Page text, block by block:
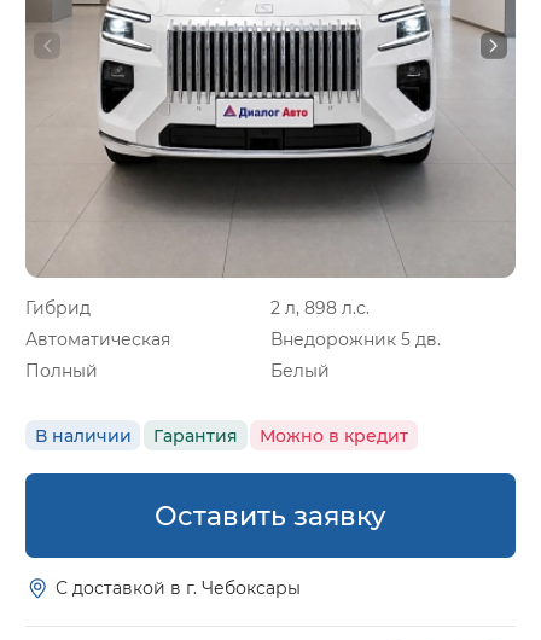
Гибрид
2 л, 898 л.с.
Автоматическая
Внедорожник 5 дв.
Полный
Белый
В наличии Гарантия Можно в кредит
Оставить заявку
С доставкой в г. Чебоксары